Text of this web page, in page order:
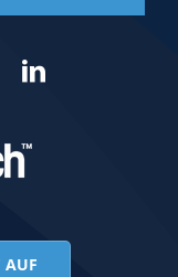
AUF